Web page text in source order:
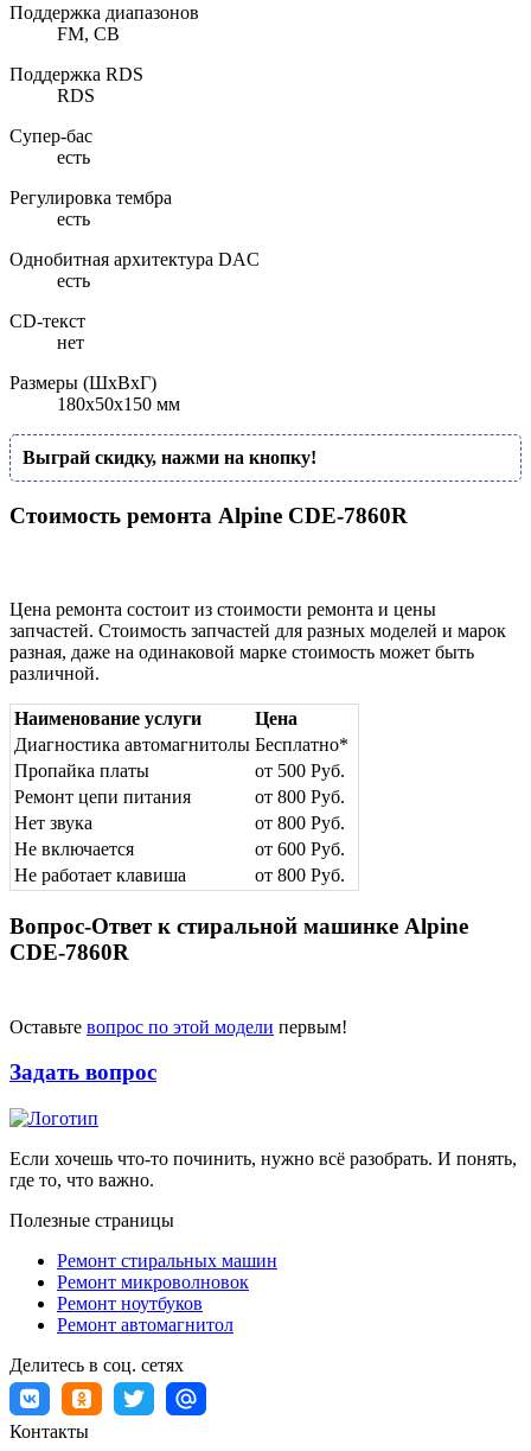
Поддержка диапазонов
FM, СВ
Поддержка RDS
RDS
Супер-бас
есть
Регулировка тембра
есть
Однобитная архитектура DAC
есть
CD-текст
нет
Размеры (ШхВхГ)
180x50x150 мм
Выграй скидку, нажми на кнопку!
Стоимость ремонта Alpine CDE-7860R
Цена ремонта состоит из стоимости ремонта и цены
запчастей. Стоимость запчастей для разных моделей и марок
разная, даже на одинаковой марке стоимость может быть
различной.
Наименование услуги
Цена
Диагностика автомагнитолы Бесплатно*
Пропайка платы
от 500 Руб.
Ремонт цепи питания
от 800 Руб.
Нет звука
от 800 Руб.
Не включается
от 600 Руб.
Не работает клавиша
от 800 Руб.
Вопрос-Ответ к стиральной машинке Alpine
CDE-7860R
Оставьте вопрос по этой модели первым!
Задать вопрос
Если хочешь что-то починить, нужно всё разобрать. И понять,
где то, что важно.
Полезные страницы
Ремонт стиральных машин
Ремонт микроволновок
Ремонт ноутбуков
Ремонт автомагнитол
Делитесь в соц. сетях
Контакты